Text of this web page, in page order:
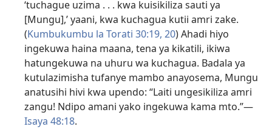
‘tuchague uzima . . . kwa kuisikiliza sauti ya
[Mungu],’ yaani, kwa kuchagua kutii amri zake.
(Kumbukumbu la Torati 30:19, 20) Ahadi hiyo
ingekuwa haina maana, tena ya kikatili, ikiwa
hatungekuwa na uhuru wa kuchagua. Badala ya
kutulazimisha tufanye mambo anayosema, Mungu
anatusihi hivi kwa upendo: “Laiti ungesikiliza amri
zangu! Ndipo amani yako ingekuwa kama mto.”—
Isaya 48:18.